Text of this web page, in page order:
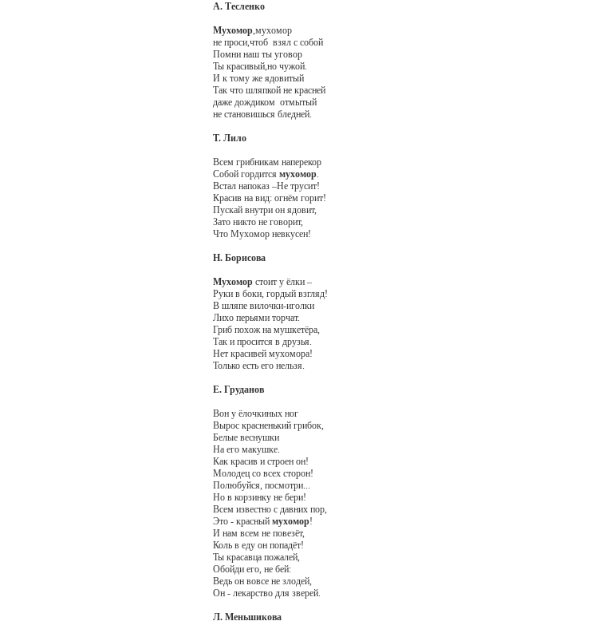
А. Тесленко
Мухомор,мухомор
не проси,чтоб взял с собой
Помни наш ты уговор
Ты красивый,но чужой.
И к тому же ядовитый
Так что шляпкой не красней
даже дождиком отмытый
не становишься бледней.
Т. Лило
Всем грибникам наперекор
Собой гордитсямухомор.
Встал напоказ –Не трусит!
Красив на вид: огнём горит!
Пускай внутри он ядовит,
Зато никто не говорит,
Что Мухомор невкусен!
Н. Борисова
Мухомор стоит у ёлки –
Руки в боки, гордый взгляд!
В шляпе вилочки-иголки
Лихо перьями торчат.
Гриб похож на мушкетёра,
Так и просится в друзья.
Нет красивей мухомора!
Только есть его нельзя.
Е. Груданов
Вон у ёлочкиных ног
Вырос красненький грибок,
Белые веснушки
На его макушке.
Как красив и строен он!
Молодец со всех сторон!
Полюбуйся, посмотри...
Но в корзинку не бери!
Всем известно с давних пор,
Это - красныймухомор!
И нам всем не повезёт,
Коль в еду он попадёт!
Ты красавца пожалей,
Обойди его, не бей:
Ведь он вовсе не злодей,
Он - лекарство для зверей.
Л. Меньшикова